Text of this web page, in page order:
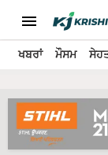
ਖਬਰਾਂ ਮੌਸਮ